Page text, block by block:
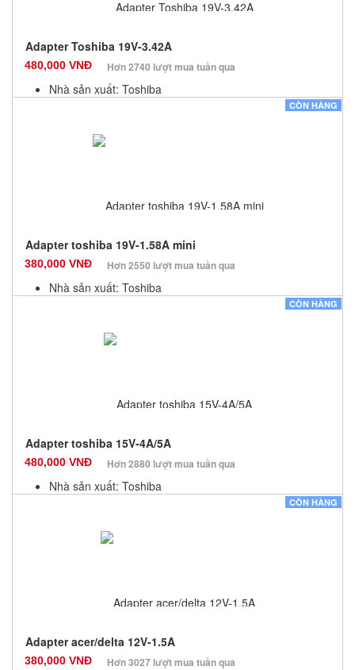
Adapter Toshiba 19V-3.42A
480,000 VNĐ Hơn 2740 lượt mua tuần qua
Nhà sản xuất: Toshiba
Số lượng: 10
CÒN HÀNG
Adapter toshiba 19V-1.58A mini
380,000 VNĐ Hơn 2550 lượt mua tuần qua
Nhà sản xuất: Toshiba
Số lượng: 10
CÒN HÀNG
Adapter toshiba 15V-4A/5A
480,000 VNĐ Hơn 2880 lượt mua tuần qua
Nhà sản xuất: Toshiba
Số lượng: 10
CÒN HÀNG
Adapter acer/delta 12V-1.5A
380,000 VNĐ Hơn 3027 lượt mua tuần qua